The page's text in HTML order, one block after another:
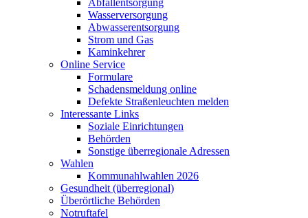
Abfallentsorgung
Wasserversorgung
Abwasserentsorgung
Strom und Gas
Kaminkehrer
Online Service
Formulare
Schadensmeldung online
Defekte Straßenleuchten melden
Interessante Links
Soziale Einrichtungen
Behörden
Sonstige überregionale Adressen
Wahlen
Kommunahlwahlen 2026
Gesundheit (überregional)
Überörtliche Behörden
Notruftafel